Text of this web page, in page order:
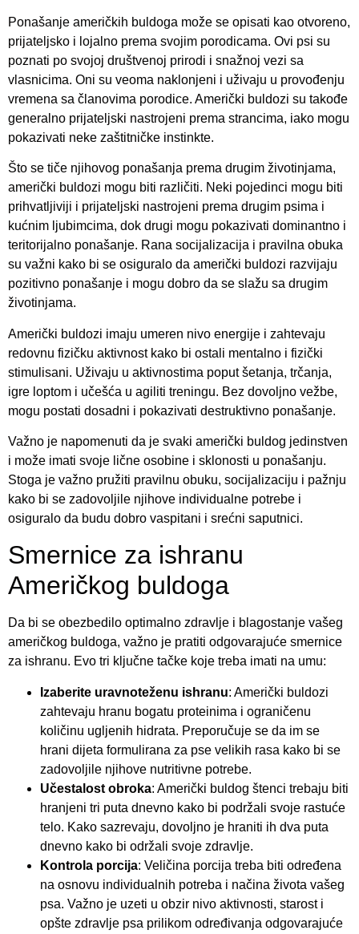
Ponašanje američkih buldoga može se opisati kao otvoreno,
prijateljsko i lojalno prema svojim porodicama. Ovi psi su
poznati po svojoj društvenoj prirodi i snažnoj vezi sa
vlasnicima. Oni su veoma naklonjeni i uživaju u provođenju
vremena sa članovima porodice. Američki buldozi su takođe
generalno prijateljski nastrojeni prema strancima, iako mogu
pokazivati neke zaštitničke instinkte.
Što se tiče njihovog ponašanja prema drugim životinjama,
američki buldozi mogu biti različiti. Neki pojedinci mogu biti
prihvatljiviji i prijateljski nastrojeni prema drugim psima i
kućnim ljubimcima, dok drugi mogu pokazivati dominantno i
teritorijalno ponašanje. Rana socijalizacija i pravilna obuka
su važni kako bi se osiguralo da američki buldozi razvijaju
pozitivno ponašanje i mogu dobro da se slažu sa drugim
životinjama.
Američki buldozi imaju umeren nivo energije i zahtevaju
redovnu fizičku aktivnost kako bi ostali mentalno i fizički
stimulisani. Uživaju u aktivnostima poput šetanja, trčanja,
igre loptom i učešća u agiliti treningu. Bez dovoljno vežbe,
mogu postati dosadni i pokazivati destruktivno ponašanje.
Važno je napomenuti da je svaki američki buldog jedinstven
i može imati svoje lične osobine i sklonosti u ponašanju.
Stoga je važno pružiti pravilnu obuku, socijalizaciju i pažnju
kako bi se zadovoljile njihove individualne potrebe i
osiguralo da budu dobro vaspitani i srećni saputnici.
Smernice za ishranu
Američkog buldoga
Da bi se obezbedilo optimalno zdravlje i blagostanje vašeg
američkog buldoga, važno je pratiti odgovarajuće smernice
za ishranu. Evo tri ključne tačke koje treba imati na umu:
Izaberite uravnoteženu ishranu: Američki buldozi
zahtevaju hranu bogatu proteinima i ograničenu
količinu ugljenih hidrata. Preporučuje se da im se
hrani dijeta formulirana za pse velikih rasa kako bi se
zadovoljile njihove nutritivne potrebe.
Učestalost obroka: Američki buldog štenci trebaju biti
hranjeni tri puta dnevno kako bi podržali svoje rastuće
telo. Kako sazrevaju, dovoljno je hraniti ih dva puta
dnevno kako bi održali svoje zdravlje.
Kontrola porcija: Veličina porcija treba biti određena
na osnovu individualnih potreba i načina života vašeg
psa. Važno je uzeti u obzir nivo aktivnosti, starost i
opšte zdravlje psa prilikom određivanja odgovarajuće